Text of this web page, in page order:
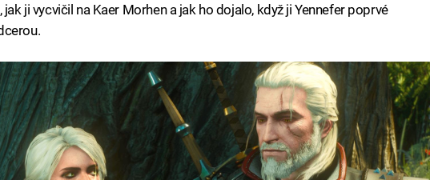
ji vycvičil na Kaer Morhen a jak ho dojalo, když ji Yennefer poprvé